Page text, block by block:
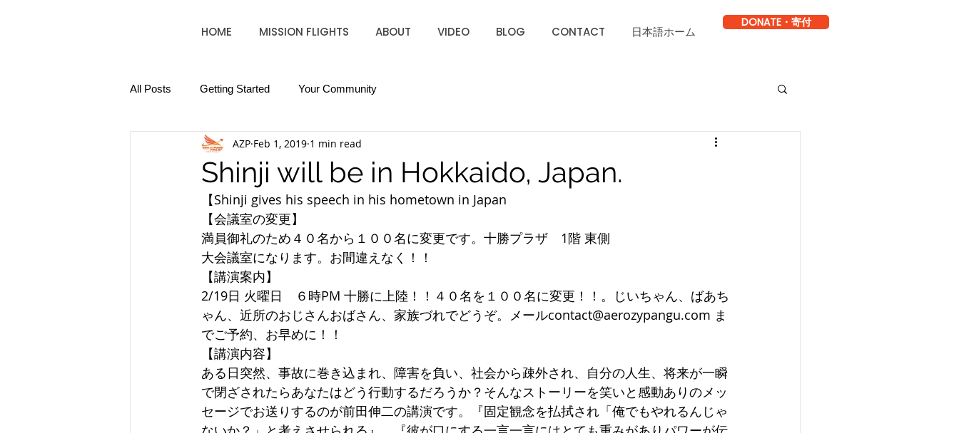
HOME MISSION FLIGHTS ABOUT VIDEO BLOG CONTACT 日本語ホーム
DONATE・寄付
All Posts Getting Started Your Community
Shinji will be in Hokkaido, Japan.
AZP Feb 1, 2019 1 min read
【Shinji gives his speech in his hometown in Japan
【会議室の変更】
満員御礼のため４０名から１００名に変更です。十勝プラザ　1階 東側
大会議室になります。お間違えなく！！
【講演案内】
2/19日 火曜日　６時PM 十勝に上陸！！４０名を１００名に変更！！。じいちゃん、ばあち
ゃん、近所のおじさんおばさん、家族づれでどうぞ。メールcontact@aerozypangu.com ま
でご予約、お早めに！！
【講演内容】
ある日突然、事故に巻き込まれ、障害を負い、社会から疎外され、自分の人生、将来が一瞬
で閉ざされたらあなたはどう行動するだろうか？そんなストーリーを笑いと感動ありのメッ
セージでお送りするのが前田伸二の講演です。『固定観念を払拭され「俺でもやれるんじゃ